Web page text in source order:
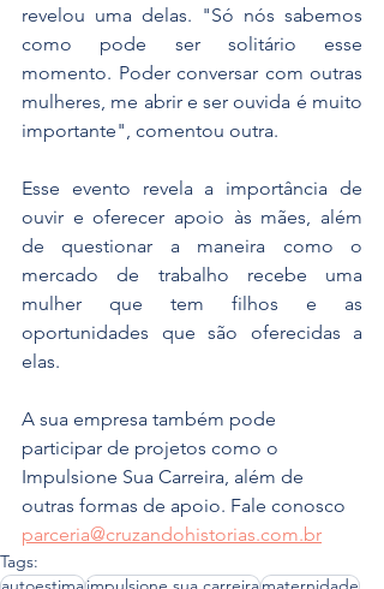
revelou uma delas. "Só nós sabemos
como pode ser solitário esse
momento. Poder conversar com outras
mulheres, me abrir e ser ouvida é muito
importante", comentou outra.
Esse evento revela a importância de
ouvir e oferecer apoio às mães, além
de questionar a maneira como o
mercado de trabalho recebe uma
mulher que tem filhos e as
oportunidades que são oferecidas a
elas.
A sua empresa também pode
participar de projetos como o
Impulsione Sua Carreira, além de
outras formas de apoio. Fale conosco
parceria@cruzandohistorias.com.br
Tags: